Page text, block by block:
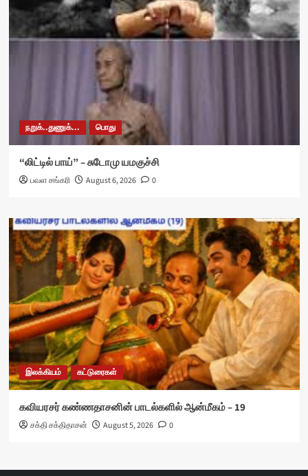
நறுக்..துணுக்... பொது
“லிட்டில் பாய்” – சுடோமு யமகுச்சி
பவள சங்கரி August 6, 2026 0
இலக்கியம் கட்டுரைகள்
கவியரசர் கண்ணதாசனின் பாடல்களில் ஆன்மீகம் – 19
சக்தி சக்திதாசன் August 5, 2026 0